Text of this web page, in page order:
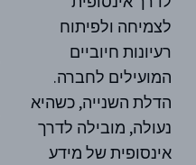
לצמיחה ולפיתוח
רעיונות חיוביים
המועילים לחברה.
הדלת השנייה, כשהיא
נעולה, מובילה לדרך
אינסופית של מידע